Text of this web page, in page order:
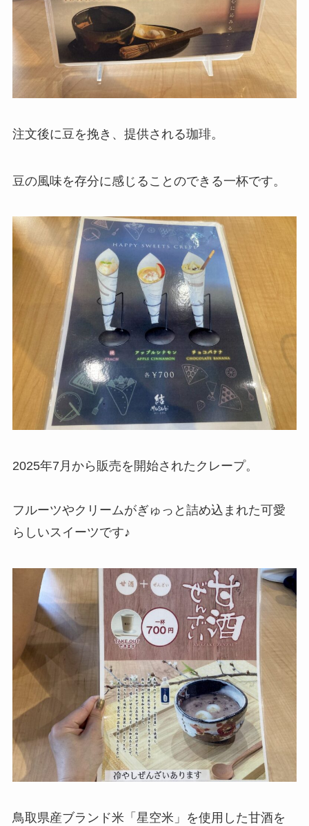
注文後に豆を挽き、提供される珈琲。
豆の風味を存分に感じることのできる一杯です。
2025年7月から販売を開始されたクレープ。
フルーツやクリームがぎゅっと詰め込まれた可愛
らしいスイーツです♪
鳥取県産ブランド米「星空米」を使用した甘酒を